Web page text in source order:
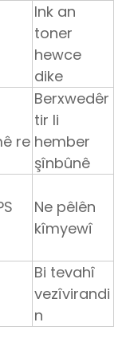
Ink an
toner
hewce
dike
re
Berxwedêr
tir li
hember
şînbûnê
Ne pêlên
kîmyewî
Bi tevahî
vezîvirandi
n